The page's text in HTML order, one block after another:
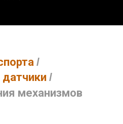
/
/
механизмов